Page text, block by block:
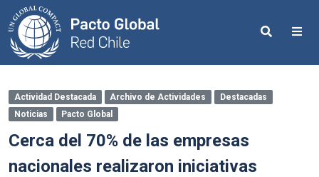
Search
Actividad Destacada Archivo de Actividades
Destacadas
Noticias
Pacto Global
Cerca del 70% de las empresas
nacionales realizaron iniciativas